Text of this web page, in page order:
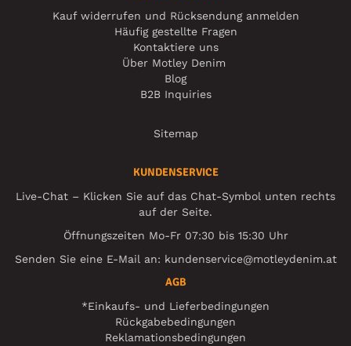
Kauf widerrufen und Rücksendung anmelden
Häufig gestellte Fragen
Kontaktiere uns
Über Motley Denim
Blog
B2B Inquiries
Sitemap
KUNDENSERVICE
Live-Chat – Klicken Sie auf das Chat-Symbol unten rechts
auf der Seite.
Öffnungszeiten Mo-Fr 07:30 bis 15:30 Uhr
Senden Sie eine E-Mail an: kundenservice@motleydenim.at
AGB
*Einkaufs- und Lieferbedingungen
Rückgabebedingungen
Reklamationsbedingungen